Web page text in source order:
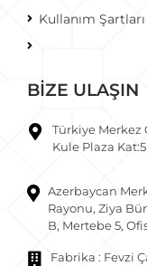
Kullanım Şartları
BİZE ULAŞIN
Türkiye Merkez
Kule Plaza
Azerbaycan
Rayonu, Ziya
B, Mertebe 5,
Fabrika : Fevzi